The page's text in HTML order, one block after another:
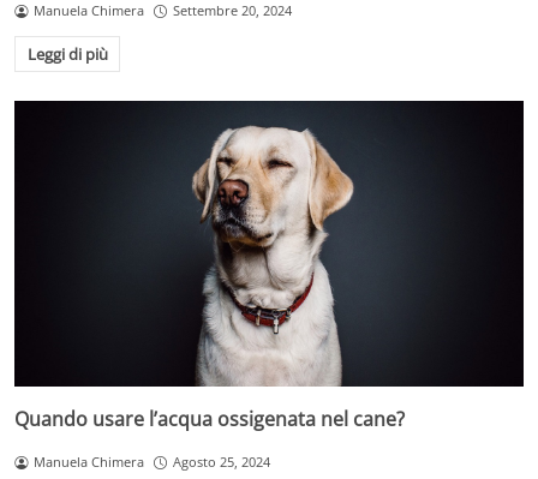
Manuela Chimera Settembre 20, 2024
Leggi di più
Quando usare l’acqua ossigenata nel cane?
Manuela Chimera Agosto 25, 2024